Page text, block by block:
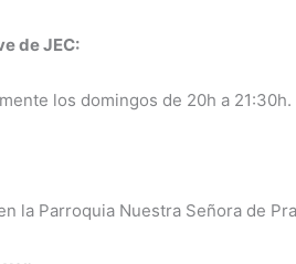
de JEC:
los domingos de 20h a 21:30h.
la Parroquia Nuestra Señora de